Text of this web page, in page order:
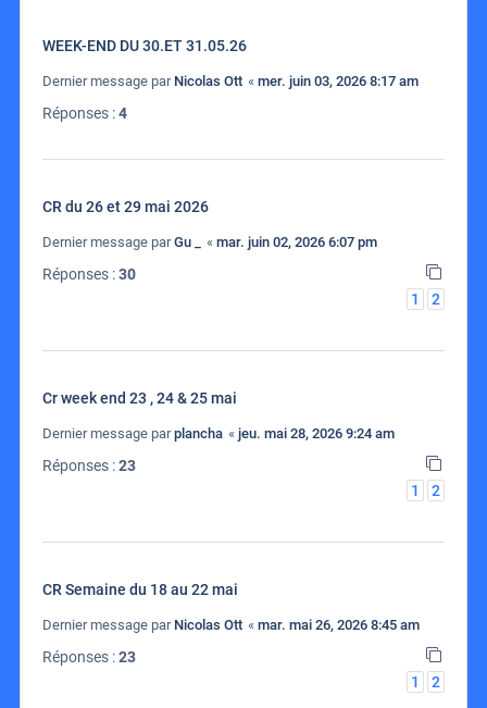
WEEK-END DU 30.ET 31.05.26
Dernier message par Nicolas Ott « mer. juin 03, 2026 8:17 am
Réponses :4
CR du 26 et 29 mai 2026
Dernier message parGu _ « mar. juin 02, 2026 6:07 pm
Réponses :30
1
2
Cr week end 23 , 24 & 25 mai
Dernier message parplancha « jeu. mai 28, 2026 9:24 am
Réponses :23
1
2
CR Semaine du 18 au 22 mai
Dernier message par Nicolas Ott « mar. mai 26, 2026 8:45 am
Réponses :23
1
2